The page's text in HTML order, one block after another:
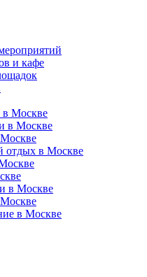
и кафе
в Москве
в Москве
отдых в Москве
в Москве
в Москве